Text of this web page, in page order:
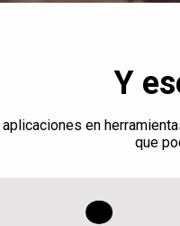
Y
en
que